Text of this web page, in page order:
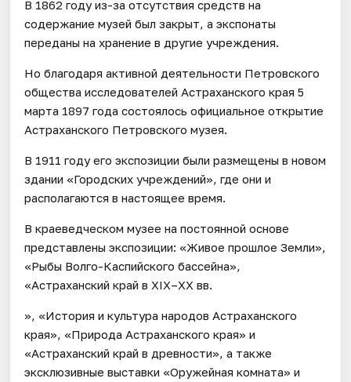
В 1862 году из-за отсутствия средств на
содержание музей был закрыт, а экспонаты
переданы на хранение в другие учреждения.
Но благодаря активной деятельности Петровского
общества исследователей Астраханского края 5
марта 1897 года состоялось официальное открытие
Астраханского Петровского музея.
В 1911 году его экспозиции были размещены в новом
здании «Городских учреждений», где они и
располагаются в настоящее время.
В краеведческом музее на постоянной основе
представлены экспозиции: «Живое прошлое Земли»,
«Рыбы Волго-Каспийского бассейна»,
«Астраханский край в XIX–XX вв.
», «История и культура народов Астраханского
края», «Природа Астраханского края» и
«Астраханский край в древности», а также
эксклюзивные выставки «Оружейная комната» и